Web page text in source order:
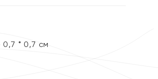
* 0,7 см